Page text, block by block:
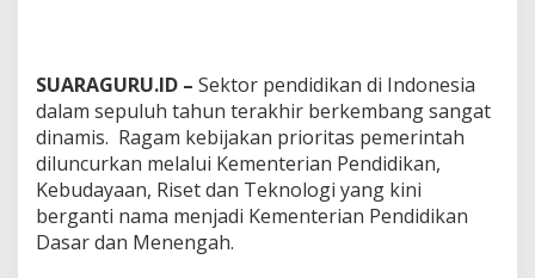
a
c
h
i
g
SUARAGURU.ID – Sektor pendidikan di Indonesia
dalam sepuluh tahun terakhir berkembang sangat
dinamis. Ragam kebijakan prioritas pemerintah
diluncurkan melalui Kementerian Pendidikan,
Kebudayaan, Riset dan Teknologi yang kini
berganti nama menjadi Kementerian Pendidikan
Dasar dan Menengah.